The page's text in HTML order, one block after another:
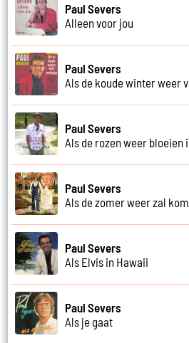
Paul Severs
Alleen voor jou
Paul Severs
Als de koude winter weer
Paul Severs
Als de rozen weer bloeien
Paul Severs
Als de zomer weer zal
Paul Severs
Als Elvis in Hawaii
Paul Severs
Als je gaat